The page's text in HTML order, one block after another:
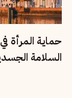
حماية المرأة
السلامة